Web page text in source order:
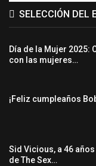
SELECCIÓN DEL
Día de la Mujer 2025:
con las mujeres…
¡Feliz cumpleaños
Sid Vicious, a 46
de The Sex…